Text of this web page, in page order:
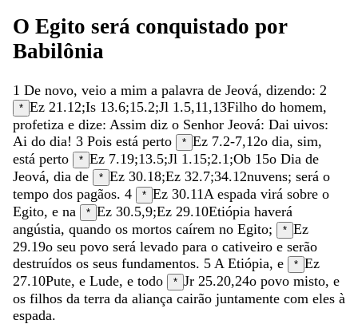
O Egito será conquistado por
Babilônia
1 De novo, veio a mim a palavra de Jeová, dizendo: 2
* Ez 21.12;Is 13.6;15.2;Jl 1.5,11 ,13Filho do homem,
profetiza e dize: Assim diz o Senhor Jeová: Dai uivos:
Ai do dia! 3 Pois está perto * Ez 7.2-7,12o dia, sim,
está perto * Ez 7.19;13.5;Jl 1.15;2.1 ;Ob 15o Dia de
Jeová, dia de * Ez 30.18;Ez 32.7;34.12nuvens; será o
tempo dos pagãos. 4 * Ez 30.11 A espada virá sobre o
Egito, e na * Ez 30.5,9;Ez 29.10Etiópia haverá
angústia, quando os mortos caírem no Egito; * Ez
29.19o seu povo será levado para o cativeiro e serão
destruídos os seus fundamentos. 5 A Etiópia, e * Ez
27.10Pute, e Lude, e todo * Jr 25.20,24o povo misto, e
os filhos da terra da aliança cairão juntamente com eles à
espada.